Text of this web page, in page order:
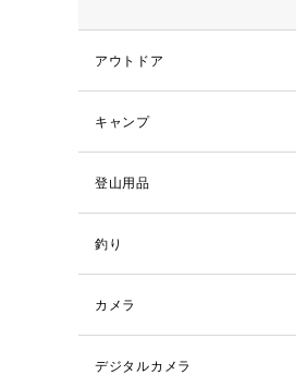
アウトドア
キャンプ
登山用品
釣り
カメラ
デジタルカメラ